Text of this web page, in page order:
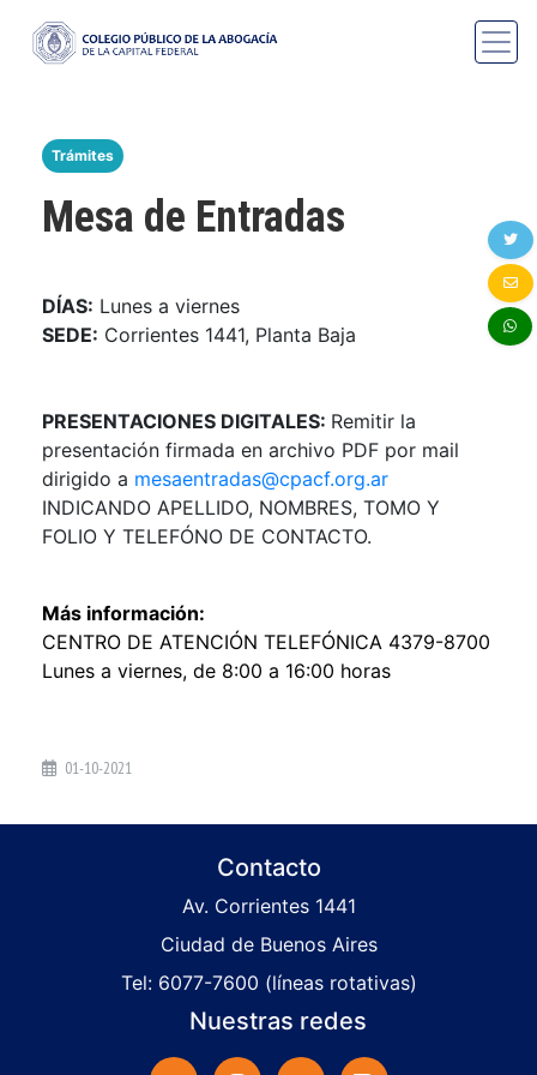
Trámites
Mesa de Entradas
DÍAS: Lunes a viernes
SEDE: Corrientes 1441, Planta Baja
PRESENTACIONES DIGITALES: Remitir la
presentación firmada en archivo PDF por mail
dirigido a mesaentradas@cpacf.org.ar
INDICANDO APELLIDO, NOMBRES, TOMO Y
FOLIO Y TELEFÓNO DE CONTACTO.
Más información:
CENTRO DE ATENCIÓN TELEFÓNICA 4379-8700
Lunes a viernes, de 8:00 a 16:00 horas
01-10-2021
Contacto
Av. Corrientes 1441
Ciudad de Buenos Aires
Tel: 6077-7600 (líneas rotativas)
Nuestras redes